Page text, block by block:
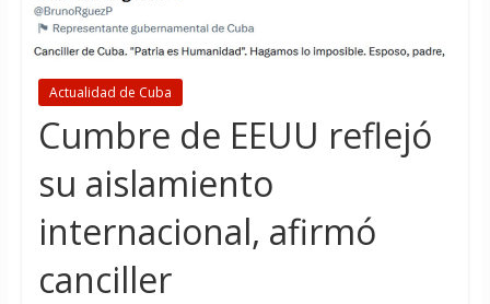
Actualidad de Cuba
Cumbre de EEUU reflejó
su aislamiento
internacional, afirmó
canciller